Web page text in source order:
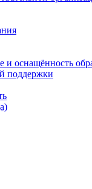
оснащённость
поддержки